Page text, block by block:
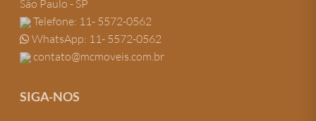
São Paulo - SP
Telefone: 11- 5572-0562
WhatsApp: 11- 5572-0562
contato@mcmoveis.com.br
SIGA-NOS